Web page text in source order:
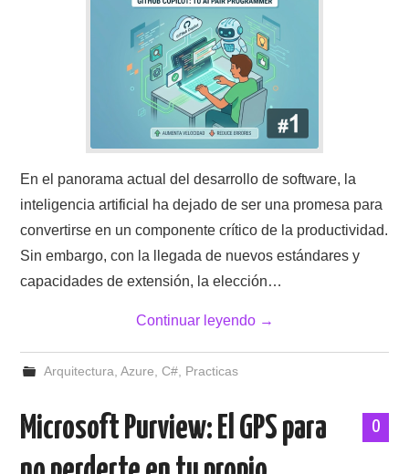
En el panorama actual del desarrollo de software, la
inteligencia artificial ha dejado de ser una promesa para
convertirse en un componente crítico de la productividad.
Sin embargo, con la llegada de nuevos estándares y
capacidades de extensión, la elección…
Continuar leyendo →
Arquitectura, Azure, C#, Practicas
0
Microsoft Purview: El GPS para